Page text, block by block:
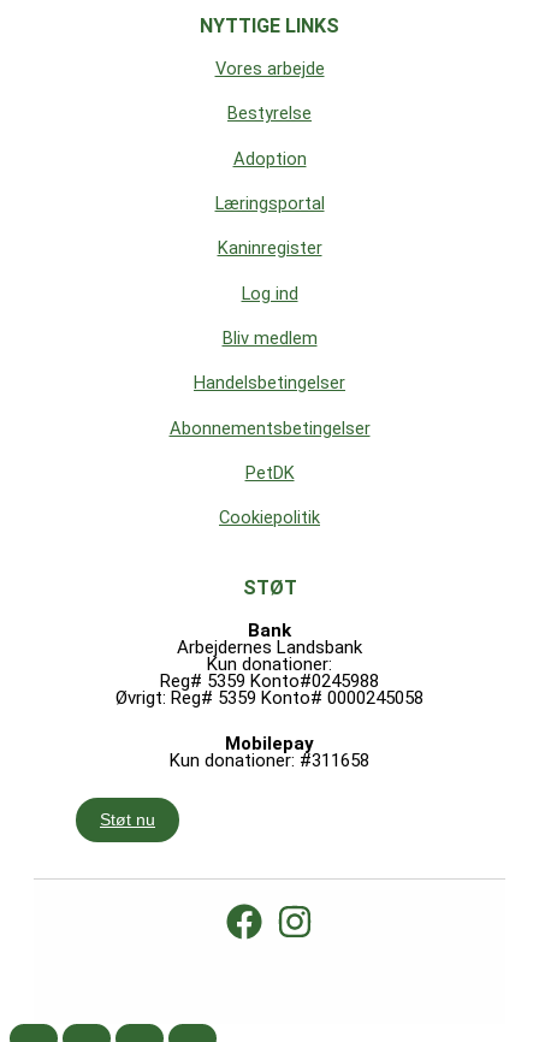
NYTTIGE LINKS
Vores arbejde
Bestyrelse
Adoption
Læringsportal
Kaninregister
Log ind
Bliv medlem
Handelsbetingelser
Abonnementsbetingelser
PetDK
Cookiepolitik
STØT
Bank
Arbejdernes Landsbank
Kun donationer:
Reg# 5359 Konto#0245988
Øvrigt: Reg# 5359 Konto# 0000245058
Mobilepay
Kun donationer: #311658
Støt nu